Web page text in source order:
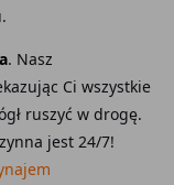
. Nasz
Ci wszystkie
ruszyć w drogę.
jest 24/7!